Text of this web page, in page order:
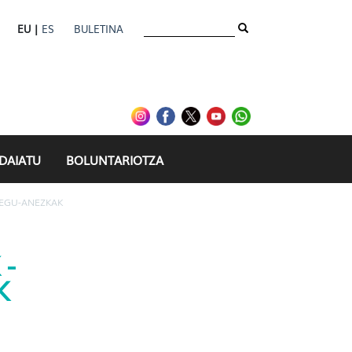
EU | ES BULETINA
BOLUNTARIOTZA
ANEZKAK
-